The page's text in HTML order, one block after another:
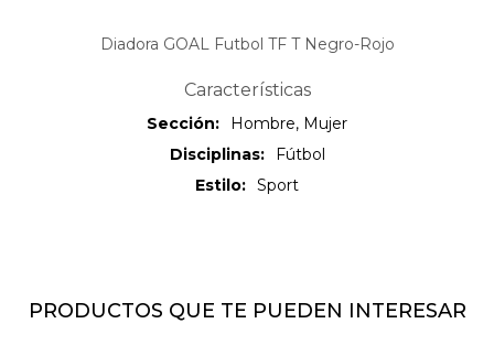
Diadora GOAL Futbol TF T Negro-Rojo
Características
Sección
Hombre, Mujer
Disciplinas
Fútbol
Estilo
Sport
PRODUCTOS QUE TE PUEDEN INTERESAR